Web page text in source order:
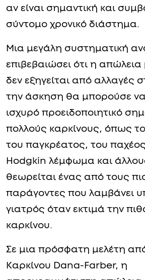
αν είναι σημαντική και
σύντομο χρονικό διάστημα.
Μια μεγάλη συστηματική
επιβεβαιώσει ότι η
δεν εξηγείται από αλλαγές
την άσκηση θα μπορούσε να
ισχυρό προειδοποιητικό
πολλούς καρκίνους, όπως
του παγκρέατος, του
Hodgkin λέμφωμα και
θεωρείται ένας από τους
παράγοντες που λαμβάνει
γιατρός όταν εκτιμά την
καρκίνου.
Σε μια πρόσφατη μελέτη
Καρκίνου Dana-Farber, η